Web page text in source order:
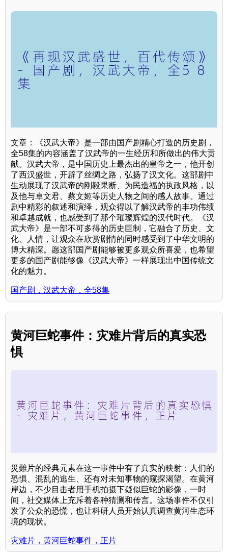
文章：《汉武大帝》是一部由国产剧精心打造的历史剧，
全58集的内容涵盖了汉武帝的一生经历和所做出的伟大贡
献。汉武大帝，是中国历史上最杰出的皇帝之一，他开创
了西汉盛世，开辟了丝绸之路，弘扬了汉文化。这部剧中
生动展现了汉武帝的刚毅果断、为民造福的执政风格，以
及他与卓文君、蔡文姬等历史人物之间的感人故事。通过
剧中精彩的叙述和演绎，观众得以了解汉武帝的丰功伟绩
和卓越成就，也感受到了那个璀璨辉煌的汉代时代。《汉
武大帝》是一部不可多得的历史巨制，它融合了历史、文
化、人情，让观众在欣赏剧情的同时感受到了中华文明的
博大精深。愿这部国产剧能够被更多观众所喜爱，也希望
更多的国产剧能够像《汉武大帝》一样展现出中国传统文
化的魅力。
国产剧，汉武大帝，全58集
黄河巨蛇事件：灾难片背后的真实恐
惧
災難片的经典元素在这一事件中有了真实的映射：人们的
恐惧、混乱的逃生、还有对未知事物的窥探渴望。在黄河
岸边，不少目击者用手机拍摄下疑似巨蛇的影像，一时
间，社交媒体上充斥着各种猜测和传言。这场事件不仅引
发了公众的恐慌，也让科研人员开始认真调查黄河生态环
境的现状。
灾难片，黄河巨蛇事件，正片